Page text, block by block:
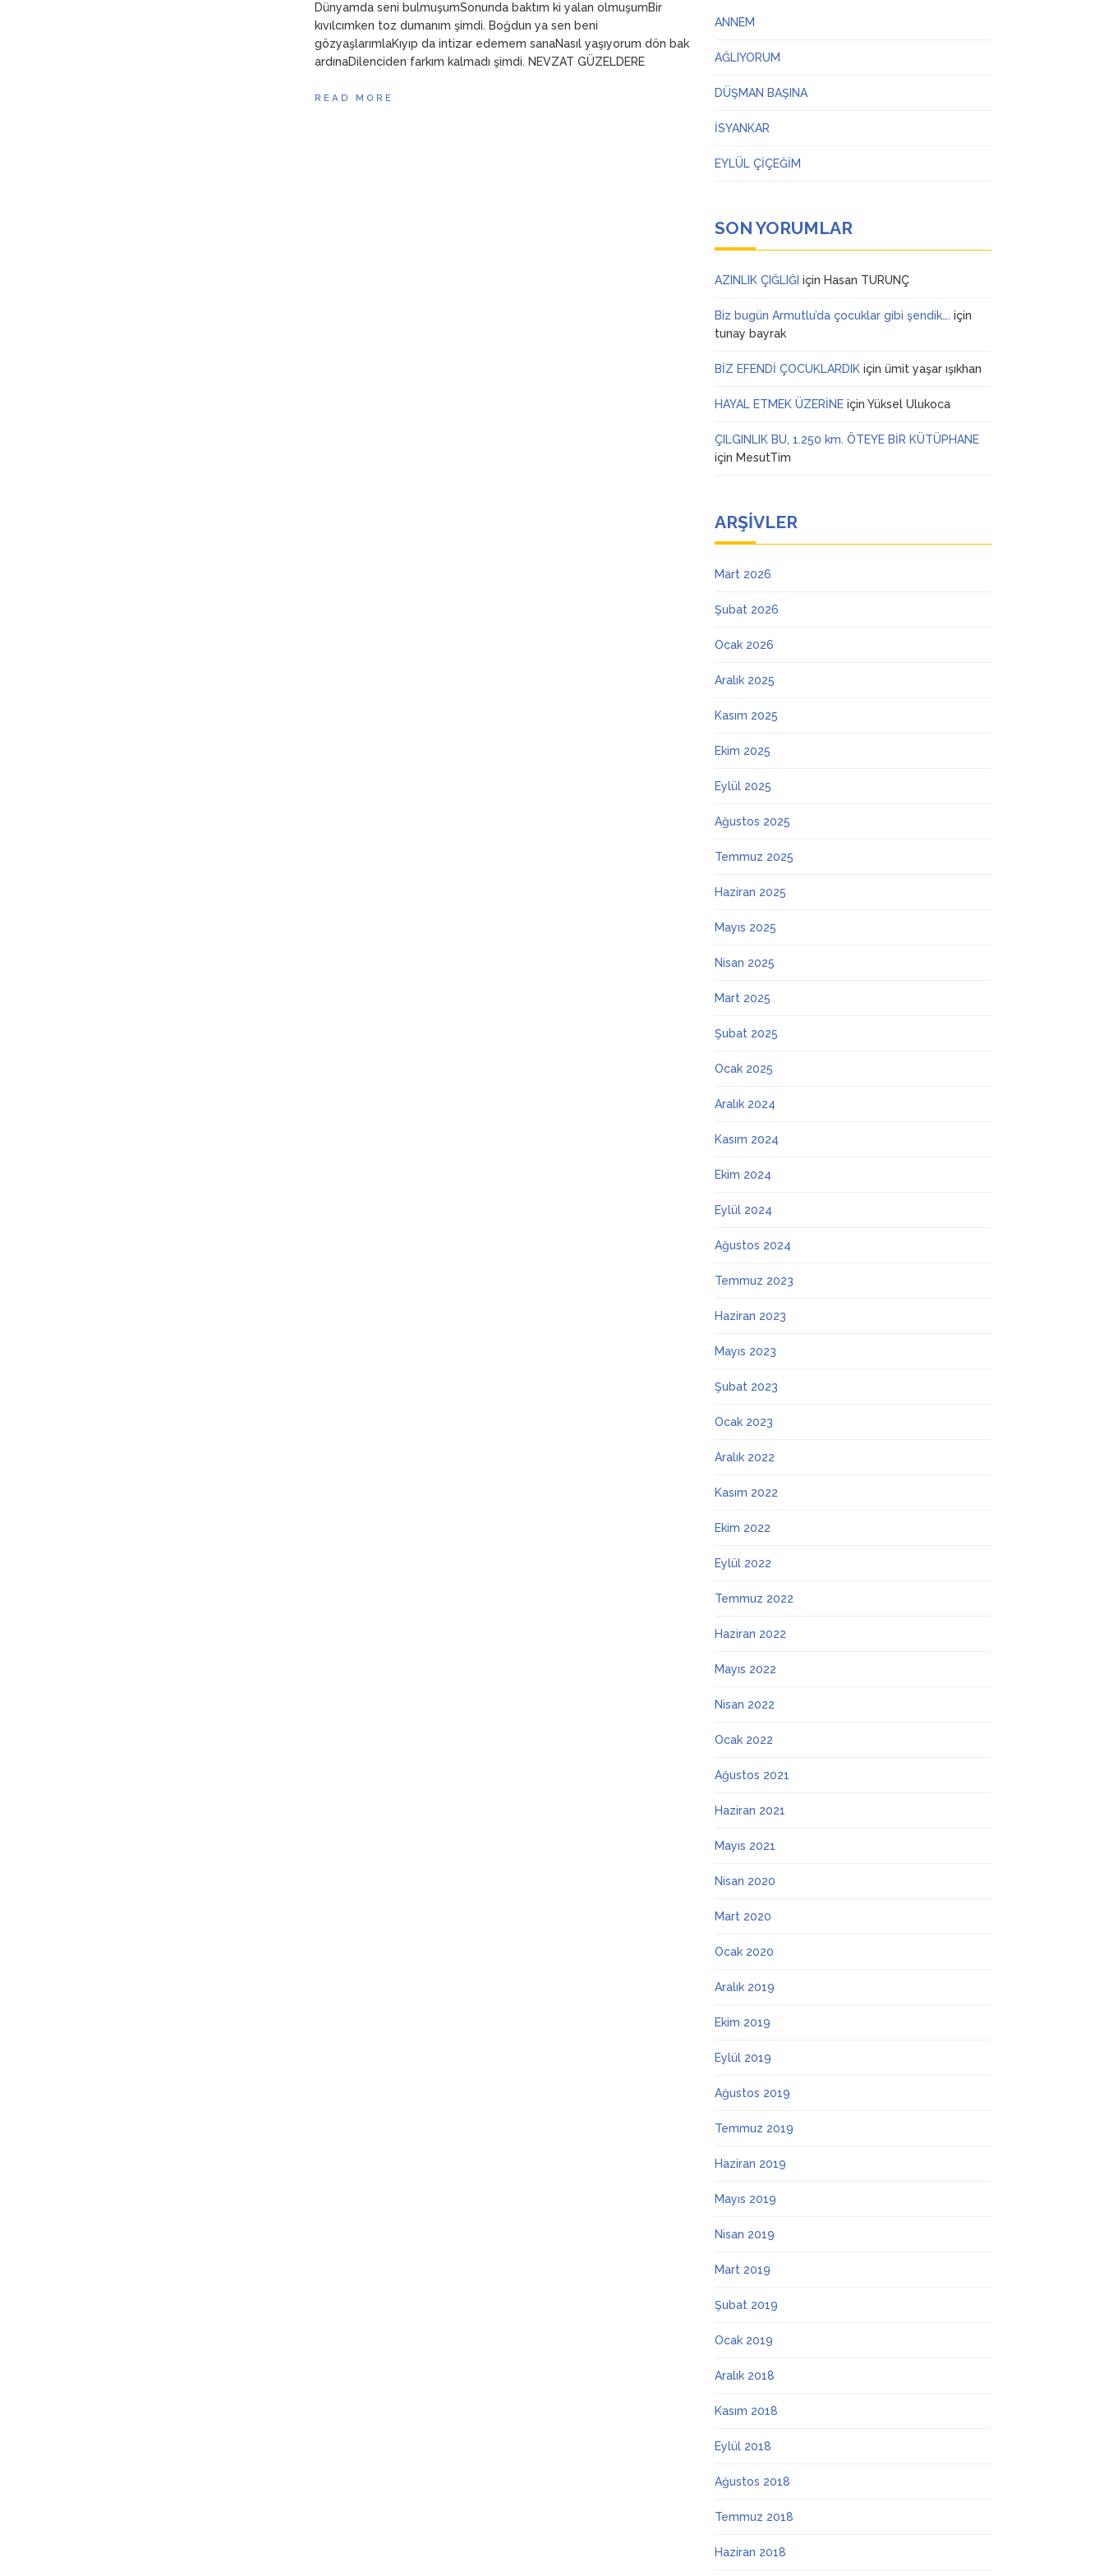
Dünyamda seni bulmuşumSonunda baktım ki yalan olmuşumBir
kıvılcımken toz dumanım şimdi. Boğdun ya sen beni
gözyaşlarımlaKıyıp da intizar edemem sanaNasıl yaşıyorum dön bak
ardınaDilenciden farkım kalmadı şimdi. NEVZAT GÜZELDERE
READ MORE
ANNEM
AĞLIYORUM
DÜŞMAN BAŞINA
İSYANKAR
EYLÜL ÇİÇEĞİM
SON YORUMLAR
AZINLIK ÇIĞLIĞI için Hasan TURUNÇ
Biz bugün Armutlu’da çocuklar gibi şendik…. için
tunay bayrak
BİZ EFENDİ ÇOCUKLARDIK içinümit yaşar ışıkhan
HAYAL ETMEK ÜZERİNE içinYüksel Ulukoca
ÇILGINLIK BU, 1.250 km. ÖTEYE BİR KÜTÜPHANE
için MesutTim
ARŞIVLER
Mart 2026
Şubat 2026
Ocak 2026
Aralık 2025
Kasım 2025
Ekim 2025
Eylül 2025
Ağustos 2025
Temmuz 2025
Haziran 2025
Mayıs 2025
Nisan 2025
Mart 2025
Şubat 2025
Ocak 2025
Aralık 2024
Kasım 2024
Ekim 2024
Eylül 2024
Ağustos 2024
Temmuz 2023
Haziran 2023
Mayıs 2023
Şubat 2023
Ocak 2023
Aralık 2022
Kasım 2022
Ekim 2022
Eylül 2022
Temmuz 2022
Haziran 2022
Mayıs 2022
Nisan 2022
Ocak 2022
Ağustos 2021
Haziran 2021
Mayıs 2021
Nisan 2020
Mart 2020
Ocak 2020
Aralık 2019
Ekim 2019
Eylül 2019
Ağustos 2019
Temmuz 2019
Haziran 2019
Mayıs 2019
Nisan 2019
Mart 2019
Şubat 2019
Ocak 2019
Aralık 2018
Kasım 2018
Eylül 2018
Ağustos 2018
Temmuz 2018
Haziran 2018